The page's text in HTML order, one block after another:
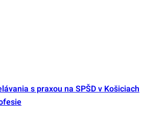
s praxou na SPŠD v Košiciach